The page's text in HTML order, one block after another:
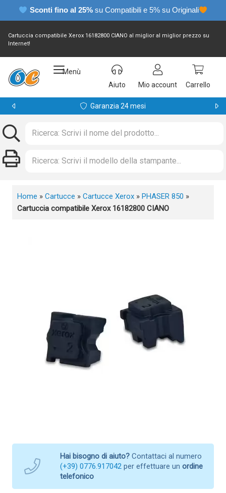
Sconti fino al 25% su Compatibili e 5% su Originali
Cartuccia compatibile Xerox 16182800 CIANO al miglior al miglior prezzo su
Internet!
Menù
Aiuto
Mio account Carrello
Garanzia 24 mesi
Home » Cartucce » Cartucce Xerox » PHASER 850 »
Cartuccia compatibile Xerox 16182800 CIANO
Hai bisogno di aiuto? Contattaci al numero
(+39) 0776.917042 per effettuare un ordine
telefonico